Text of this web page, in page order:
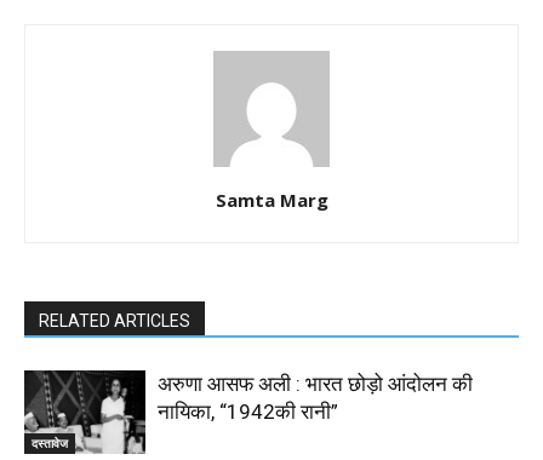
Samta Marg
RELATED ARTICLES
दस्तावेज
अरुणा आसफ अली : भारत छोड़ो आंदोलन की
नायिका, “1942की रानी”